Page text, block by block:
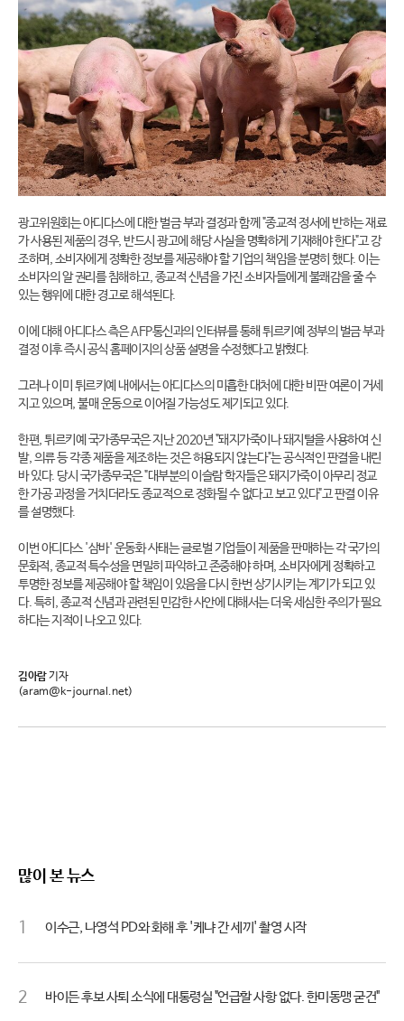
광고위원회는 아디다스에 대한 벌금 부과 결정과 함께 "종교적 정서에 반하는 재료
가 사용된 제품의 경우, 반드시 광고에 해당 사실을 명확하게 기재해야 한다"고 강
조하며, 소비자에게 정확한 정보를 제공해야 할 기업의 책임을 분명히 했다. 이는
소비자의 알 권리를 침해하고, 종교적 신념을 가진 소비자들에게 불쾌감을 줄 수
있는 행위에 대한 경고로 해석된다.
이에 대해 아디다스 측은 AFP통신과의 인터뷰를 통해 튀르키예 정부의 벌금 부과
결정 이후 즉시 공식 홈페이지의 상품 설명을 수정했다고 밝혔다.
그러나 이미 튀르키예 내에서는 아디다스의 미흡한 대처에 대한 비판 여론이 거세
지고 있으며, 불매 운동으로 이어질 가능성도 제기되고 있다.
한편, 튀르키예 국가종무국은 지난 2020년 "돼지가죽이나 돼지털을 사용하여 신
발, 의류 등 각종 제품을 제조하는 것은 허용되지 않는다"는 공식적인 판결을 내린
바 있다. 당시 국가종무국은 "대부분의 이슬람 학자들은 돼지가죽이 아무리 정교
한 가공 과정을 거치더라도 종교적으로 정화될 수 없다고 보고 있다"고 판결 이유
를 설명했다.
이번 아디다스 '삼바' 운동화 사태는 글로벌 기업들이 제품을 판매하는 각 국가의
문화적, 종교적 특수성을 면밀히 파악하고 존중해야 하며, 소비자에게 정확하고
투명한 정보를 제공해야 할 책임이 있음을 다시 한번 상기시키는 계기가 되고 있
다. 특히, 종교적 신념과 관련된 민감한 사안에 대해서는 더욱 세심한 주의가 필요
하다는 지적이 나오고 있다.
김아람기자
(aram@k-journal.net)
많이 본 뉴스
1 이수근, 나영석 PD와 화해 후 '케냐 간 세끼' 촬영 시작
2 바이든 후보 사퇴 소식에 대통령실 "언급할 사항 없다. 한미동맹 굳건"